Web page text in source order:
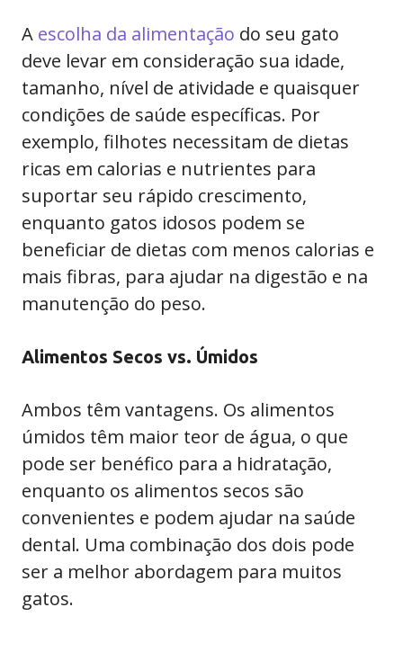
A escolha da alimentação do seu gato
deve levar em consideração sua idade,
tamanho, nível de atividade e quaisquer
condições de saúde específicas. Por
exemplo, filhotes necessitam de dietas
ricas em calorias e nutrientes para
suportar seu rápido crescimento,
enquanto gatos idosos podem se
beneficiar de dietas com menos calorias e
mais fibras, para ajudar na digestão e na
manutenção do peso.
Alimentos Secos vs. Úmidos
Ambos têm vantagens. Os alimentos
úmidos têm maior teor de água, o que
pode ser benéfico para a hidratação,
enquanto os alimentos secos são
convenientes e podem ajudar na saúde
dental. Uma combinação dos dois pode
ser a melhor abordagem para muitos
gatos.